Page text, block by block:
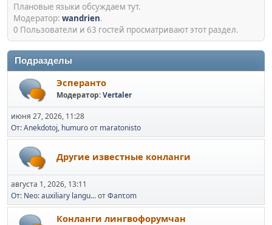
Плановые языки обсуждаем тут.
Модератор: wandrien.
0 Пользователи и 63 гостей просматривают этот раздел.
Подразделы
Эсперанто
Модератор:Vertaler
июня 27, 2026, 11:28
От: Anekdotoj, humuroот maratonisto
Другие известные конланги
августа 1, 2026, 13:11
От: Neo: auxiliary langu...отΦanτοm
Конланги лингвофорумчан